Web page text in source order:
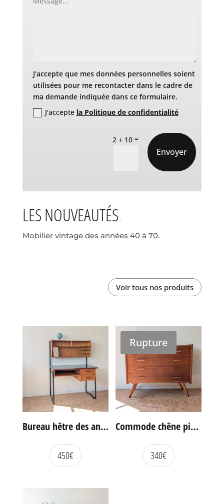
J'accepte que mes données personnelles soient
utilisées pour me recontacter dans le cadre de
ma demande indiquée dans ce formulaire.
J'accepte la Politique de confidentialité
2 + 10 =
Envoyer
LES NOUVEAUTÉS
Mobilier vintage des années 40 à 70.
Voir tous nos produits
Bureau hêtre des années 60
450€
Rupture
Commode chêne pieds compas vintage
340€